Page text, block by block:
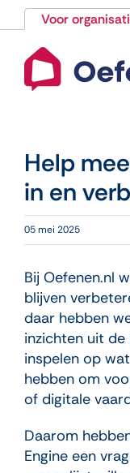
naar
inhoud
Voor
Nieuws
Kennisbank
Over
Contact
Help
in en
05 mei 2025
Bij Oefenen.nl
blijven
daar hebben
inzichten uit
inspelen op
hebben om
of digitale
Daarom
Engine een